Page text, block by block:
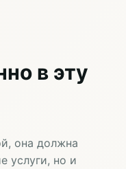
в эту
она должна
услуги, но и